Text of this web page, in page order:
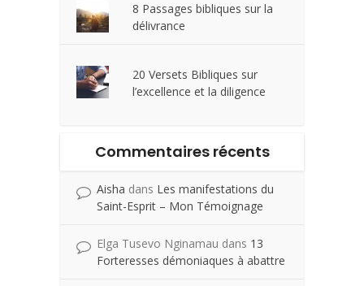
8 Passages bibliques sur la
délivrance
20 Versets Bibliques sur
l’excellence et la diligence
Commentaires récents
Aisha dans Les manifestations du
Saint-Esprit – Mon Témoignage
Elga Tusevo Nginamau dans 13
Forteresses démoniaques à abattre